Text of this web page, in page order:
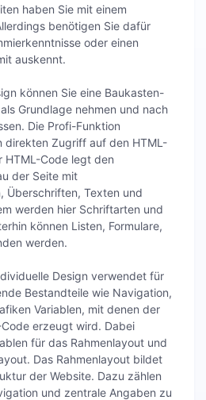
haben Sie mit einem
benötigen Sie dafür
oder einen
auskennt.
können Sie eine Baukasten-
Grundlage nehmen und nach
Die Profi-Funktion
direkten Zugriff auf den HTML-
HTML-Code legt den
der Seite mit
Überschriften, Texten und
werden hier Schriftarten und
können Listen, Formulare,
werden.
Design verwendet für
Bestandteile wie Navigation,
Variablen, mit denen der
erzeugt wird. Dabei
für das Rahmenlayout und
Das Rahmenlayout bildet
der Website. Dazu zählen
und zentrale Angaben zu